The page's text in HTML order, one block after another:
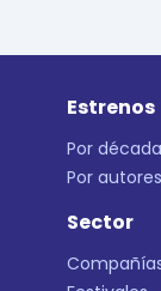
Estrenos
Por
Por autores
Sector